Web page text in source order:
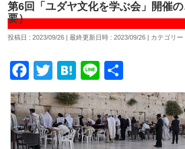
第6回「ユダヤ文化を学ぶ会」開催
要）
投稿日 : 2023/09/26 最終更新日時 : 2023/09/26 カテゴリー
Facebook
Twitter
Hatena
Line
有